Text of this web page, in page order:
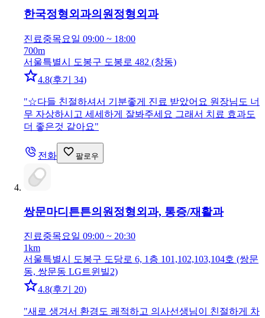
한국정형외과의원정형외과
진료중목요일 09:00 ~ 18:00
700m
서울특별시 도봉구 도봉로 482 (창동)
4.8(후기 34)
"☆다들 친절하셔서 기분좋게 진료 받았어요 원장님도 너
무 자상하시고 세세하게 잘봐주세요 그래서 치료 효과도
더 좋은것 같아요"
전화 팔로우
쌍문마디튼튼의원 정형외과, 통증/재활과
진료중목요일 09:00 ~ 20:30
1km
서울특별시 도봉구 도당로 6, 1층 101,102,103,104호 (쌍문
동, 쌍문동 LG트윈빌2)
4.8(후기 20)
"새로 생겨서 환경도 쾌적하고 의사선생님이 친절하게 차